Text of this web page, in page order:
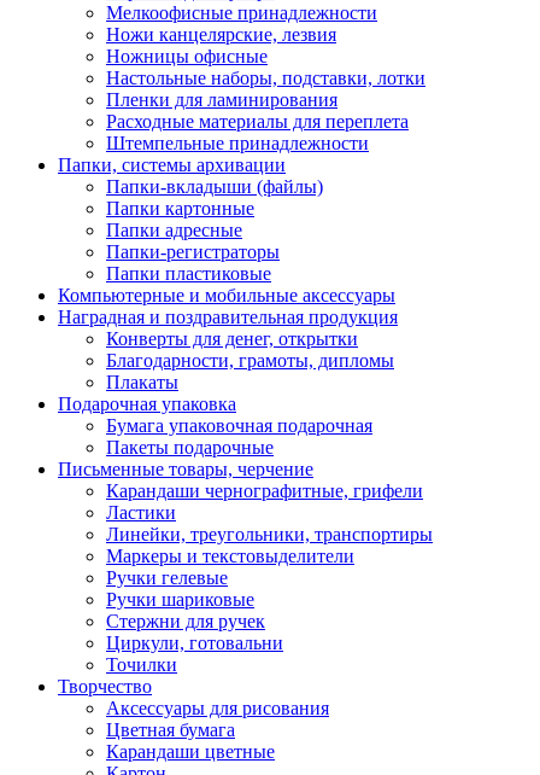
Мелкоофисные принадлежности
Ножи канцелярские, лезвия
Ножницы офисные
Настольные наборы, подставки, лотки
Пленки для ламинирования
Расходные материалы для переплета
Штемпельные принадлежности
Папки, системы архивации
Папки-вкладыши (файлы)
Папки картонные
Папки адресные
Папки-регистраторы
Папки пластиковые
Компьютерные и мобильные аксессуары
Наградная и поздравительная продукция
Конверты для денег, открытки
Благодарности, грамоты, дипломы
Плакаты
Подарочная упаковка
Бумага упаковочная подарочная
Пакеты подарочные
Письменные товары, черчение
Карандаши чернографитные, грифели
Ластики
Линейки, треугольники, транспортиры
Маркеры и текстовыделители
Ручки гелевые
Ручки шариковые
Стержни для ручек
Циркули, готовальни
Точилки
Творчество
Аксессуары для рисования
Цветная бумага
Карандаши цветные